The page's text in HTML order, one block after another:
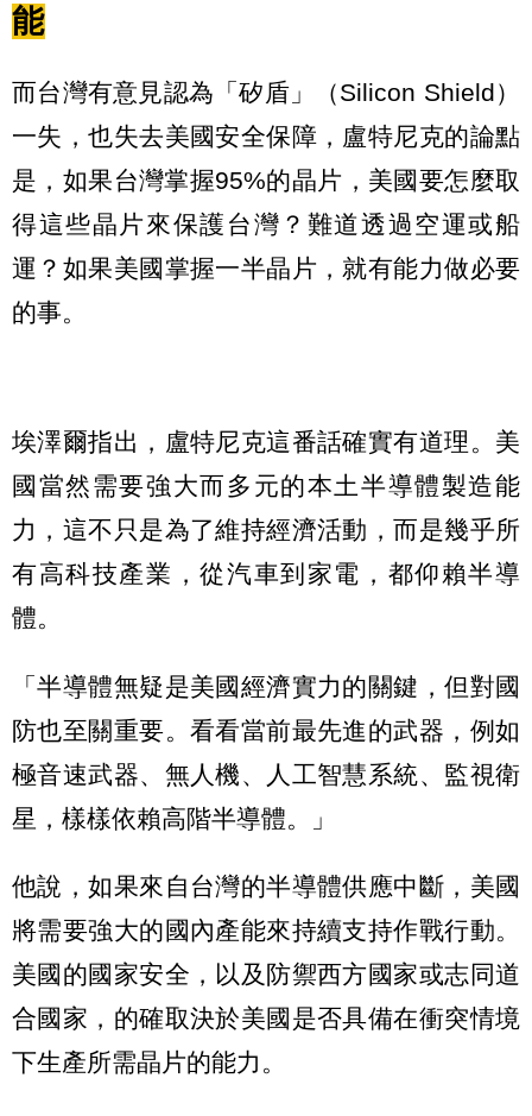
能
而台灣有意見認為「矽盾」（Silicon Shield）
一失，也失去美國安全保障，盧特尼克的論點
是，如果台灣掌握95%的晶片，美國要怎麼取
得這些晶片來保護台灣？難道透過空運或船
運？如果美國掌握一半晶片，就有能力做必要
的事。
埃澤爾指出，盧特尼克這番話確實有道理。美
國當然需要強大而多元的本土半導體製造能
力，這不只是為了維持經濟活動，而是幾乎所
有高科技產業，從汽車到家電，都仰賴半導
體。
「半導體無疑是美國經濟實力的關鍵，但對國
防也至關重要。看看當前最先進的武器，例如
極音速武器、無人機、人工智慧系統、監視衛
星，樣樣依賴高階半導體。」
他說，如果來自台灣的半導體供應中斷，美國
將需要強大的國內產能來持續支持作戰行動。
美國的國家安全，以及防禦西方國家或志同道
合國家，的確取決於美國是否具備在衝突情境
下生產所需晶片的能力。